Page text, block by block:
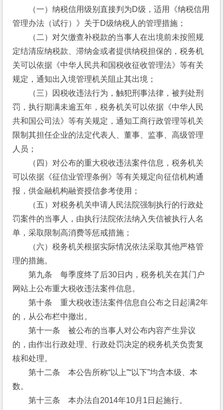
（一）纳税信用级别直接判为D级，适用《纳税信用
管理办法（试行）》关于D级纳税人的管理措施；
（二）对欠缴查补税款的当事人在出境前未按照规
定结清应纳税款、滞纳金或者提供纳税担保的，税务机
关可以依据《中华人民共和国税收征收管理法》等有关
规定，通知出入境管理机关阻止其出境；
（三）因税收违法行为，触犯刑事法律，被判处刑
罚，执行期满未逾五年，税务机关可以依据《中华人民
共和国公司法》等有关规定，通知工商行政管理等机关
限制其担任企业的法定代表人、董事、监事、高级管理
人员；
（四）对公布的重大税收违法案件信息，税务机关
可以依据《征信业管理条例》等有关规定向征信机构通
报，供金融机构融资授信参考使用；
（五）对税务机关申请人民法院强制执行的行政处
罚案件的当事人，由执行法院依法纳入失信被执行人名
单，采取限制高消费等惩戒措施；
（六）税务机关根据实际情况依法采取其他严格管
理的措施。
第九条　每季度终了后30日内，税务机关在其门户
网站上公布重大税收违法案件信息。
第十条　重大税收违法案件信息自公布之日起满2年
的，从公布栏中撤出。
第十一条　被公布的当事人对公布内容产生异议
的，由作出行政处理、行政处罚决定的税务机关负责复
核和处理。
第十二条　本公告所称“以上”“以下”均含本级、本
数。
第十三条　本办法自2014年10月1日起施行。